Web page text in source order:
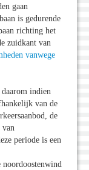
gaan
is gedurende
richting het
zuidkant van
vanwege
indien
van de
de
van
periode is een
noordoostenwind